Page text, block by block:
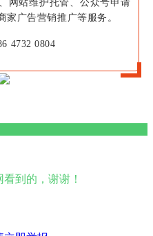
网站维护托管、公众号申请
家广告营销推广等服务。
4732 0804
到的，谢谢！